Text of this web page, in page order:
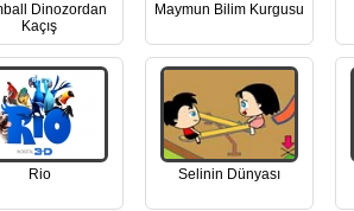
Dinozordan
Kaçış
Maymun Bilim Kurgusu
Rio Selinin Dünyası